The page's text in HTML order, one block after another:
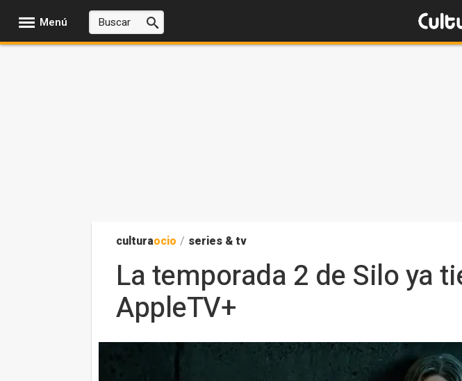
Menú
culturaocio / series & tv
La temporada 2 de Silo ya
AppleTV+